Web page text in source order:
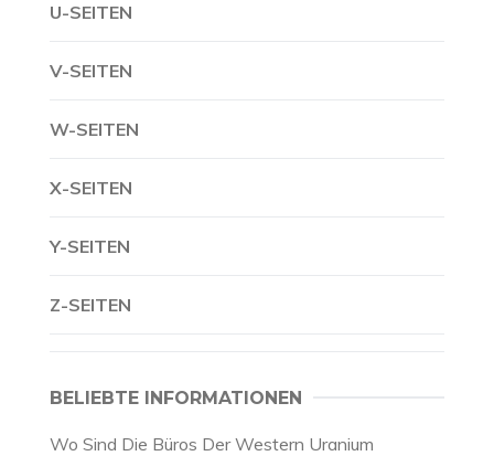
U-SEITEN
V-SEITEN
W-SEITEN
X-SEITEN
Y-SEITEN
Z-SEITEN
BELIEBTE INFORMATIONEN
Wo Sind Die Büros Der Western Uranium